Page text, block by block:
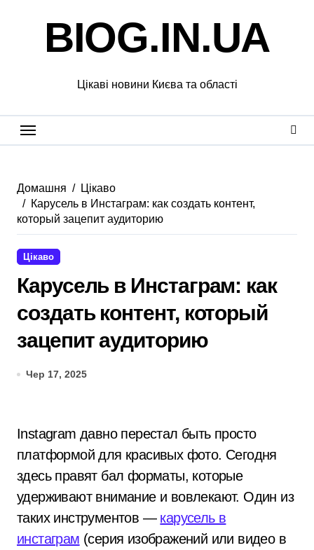
BIOG.IN.UA
Цікаві новини Києва та області
Домашня
Цікаво
Карусель в Инстаграм: как создать контент,
который зацепит аудиторию
Цікаво
Карусель в Инстаграм: как
создать контент, который
зацепит аудиторию
Чер 17, 2025
Instagram давно перестал быть просто
платформой для красивых фото. Сегодня
здесь правят бал форматы, которые
удерживают внимание и вовлекают. Один из
таких инструментов — карусель в
инстаграм (серия изображений или видео в